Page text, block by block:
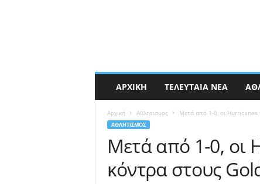
ΑΡΧΙΚΉ ΤΕΛΕΥΤΑΊΑ ΝΈΑ
Αρχική Αθλητισμος Μετά από 1-0, οι Hurricanes
ΑΘΛΗΤΙΣΜΟΣ
Μετά από 1-0, οι
κόντρα στους